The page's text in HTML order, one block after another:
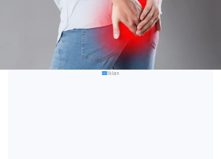
Iklan